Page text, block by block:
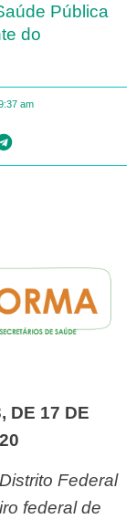
Pública
do
am
federal de